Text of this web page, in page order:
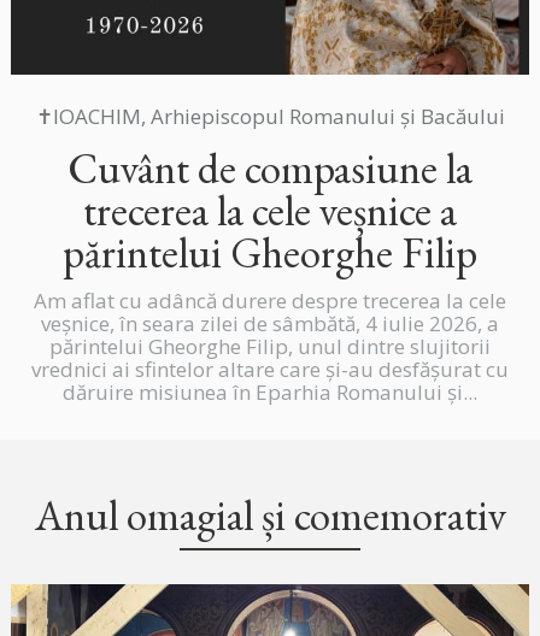
✝IOACHIM, Arhiepiscopul Romanului și Bacăului
Cuvânt de compasiune la
trecerea la cele veșnice a
părintelui Gheorghe Filip
Am aflat cu adâncă durere despre trecerea la cele
veșnice, în seara zilei de sâmbătă, 4 iulie 2026, a
părintelui Gheorghe Filip, unul dintre slujitorii
vrednici ai sfintelor altare care și-au desfășurat cu
dăruire misiunea în Eparhia Romanului și...
Anul omagial și comemorativ